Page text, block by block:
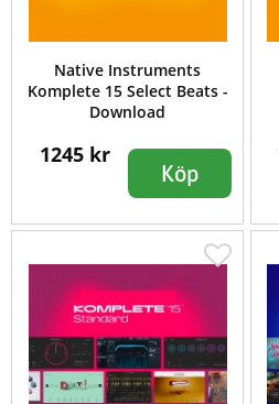
Native Instruments
Komplete 15 Select Beats -
Download
1245 kr
Köp